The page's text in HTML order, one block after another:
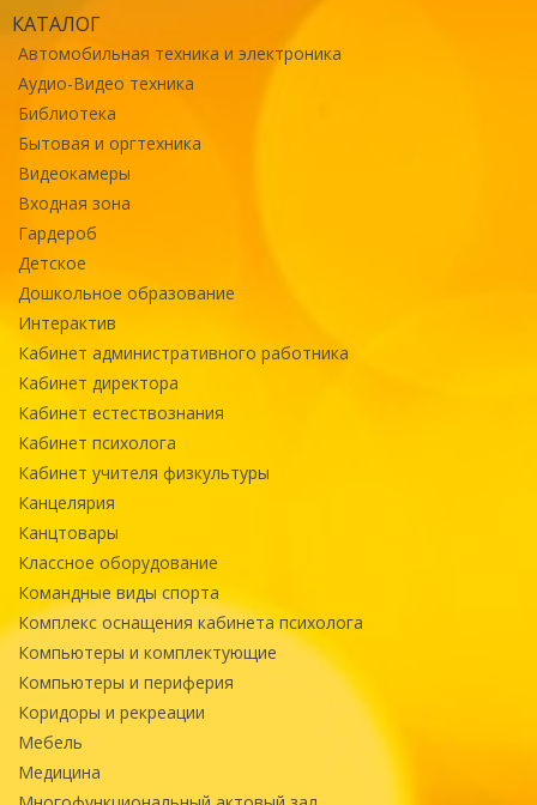
КАТАЛОГ
Автомобильная техника и электроника
Аудио-Видео техника
Библиотека
Бытовая и оргтехника
Видеокамеры
Входная зона
Гардероб
Детское
Дошкольное образование
Интерактив
Кабинет административного работника
Кабинет директора
Кабинет естествознания
Кабинет психолога
Кабинет учителя физкультуры
Канцелярия
Канцтовары
Классное оборудование
Командные виды спорта
Комплекс оснащения кабинета психолога
Компьютеры и комплектующие
Компьютеры и периферия
Коридоры и рекреации
Мебель
Медицина